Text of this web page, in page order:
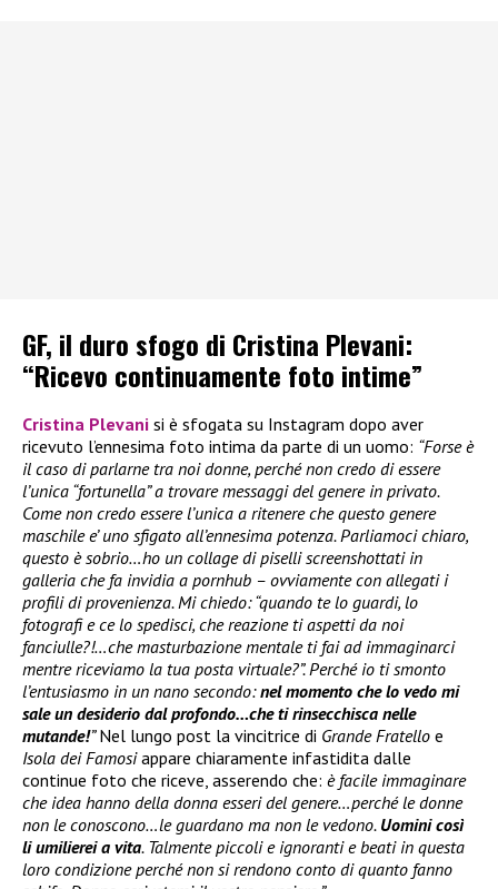
GF, il duro sfogo di Cristina Plevani:
“Ricevo continuamente foto intime”
Cristina Plevani si è sfogata su Instagram dopo aver
ricevuto l’ennesima foto intima da parte di un uomo: “Forse è
il caso di parlarne tra noi donne, perché non credo di essere
l’unica “fortunella” a trovare messaggi del genere in privato.
Come non credo essere l’unica a ritenere che questo genere
maschile e’ uno sfigato all’ennesima potenza. Parliamoci chiaro,
questo è sobrio…ho un collage di piselli screenshottati in
galleria che fa invidia a pornhub – ovviamente con allegati i
profili di provenienza. Mi chiedo: “quando te lo guardi, lo
fotografi e ce lo spedisci, che reazione ti aspetti da noi
fanciulle?!…che masturbazione mentale ti fai ad immaginarci
mentre riceviamo la tua posta virtuale?”. Perché io ti smonto
l’entusiasmo in un nano secondo:nel momento che lo vedo mi
sale un desiderio dal profondo…che ti rinsecchisca nelle
mutande!”Nel lungo post la vincitrice di Grande Fratello e
Isola dei Famosiappare chiaramente infastidita dalle
continue foto che riceve, asserendo che: è facile immaginare
che idea hanno della donna esseri del genere…perché le donne
non le conoscono…le guardano ma non le vedono. Uomini così
li umilierei a vita. Talmente piccoli e ignoranti e beati in questa
loro condizione perché non si rendono conto di quanto fanno